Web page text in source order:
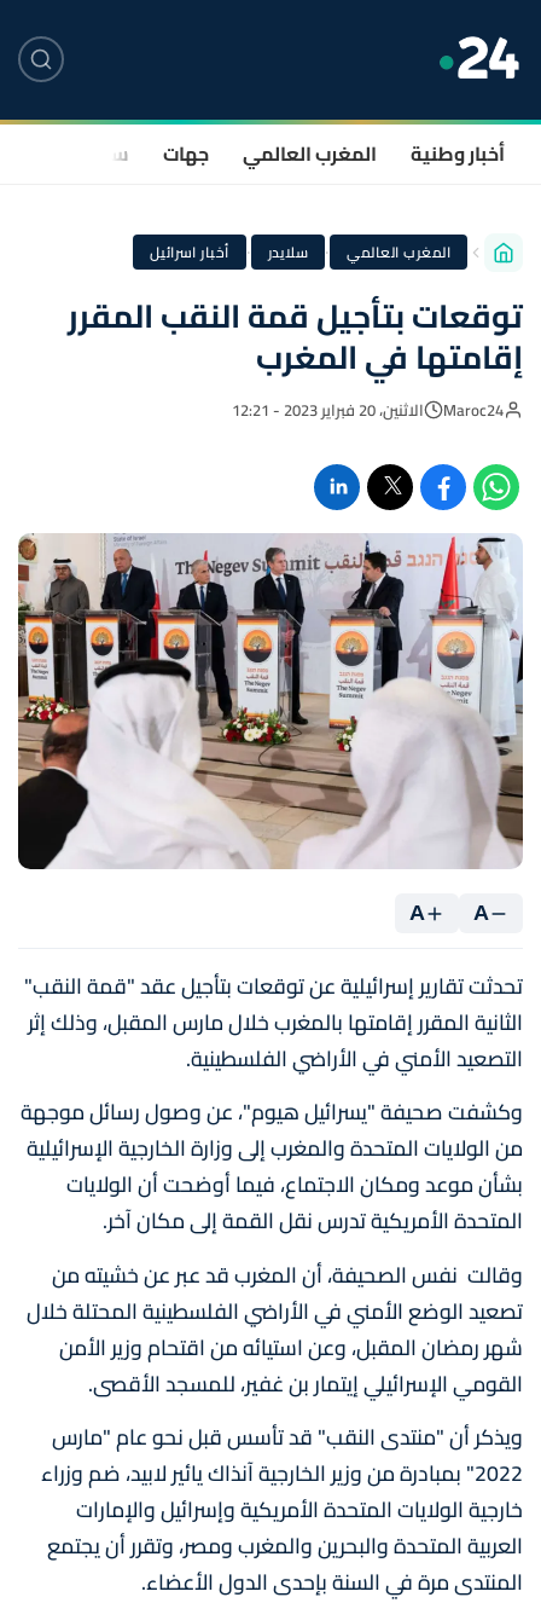
أخبار وطنية المغرب العالمي جهات سياسة
المغرب العالمي · سلايدر · أخبار اسرائيل
توقعات بتأجيل قمة النقب المقرر
إقامتها في المغرب
Maroc24 الاثنين، 20 فبراير 2023 - 12:21
A
A
تحدثت تقارير إسرائيلية عن توقعات بتأجيل عقد "قمة النقب"
الثانية المقرر إقامتها بالمغرب خلال مارس المقبل، وذلك إثر
التصعيد الأمني في الأراضي الفلسطينية.
وكشفت صحيفة "يسرائيل هيوم"، عن وصول رسائل موجهة
من الولايات المتحدة والمغرب إلى وزارة الخارجية الإسرائيلية
بشأن موعد ومكان الاجتماع، فيما أوضحت أن الولايات
المتحدة الأمريكية تدرس نقل القمة إلى مكان آخر.
وقالت نفس الصحيفة، أن المغرب قد عبر عن خشيته من
تصعيد الوضع الأمني في الأراضي الفلسطينية المحتلة خلال
شهر رمضان المقبل، وعن استيائه من اقتحام وزير الأمن
القومي الإسرائيلي إيتمار بن غفير، للمسجد الأقصى.
ويذكر أن "منتدى النقب" قد تأسس قبل نحو عام "مارس
2022" بمبادرة من وزير الخارجية آنذاك يائير لابيد، ضم وزراء
خارجية الولايات المتحدة الأمريكية وإسرائيل والإمارات
العربية المتحدة والبحرين والمغرب ومصر، وتقرر أن يجتمع
المنتدى مرة في السنة بإحدى الدول الأعضاء.